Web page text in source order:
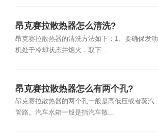
昂克赛拉散热器怎么清洗?
昂克赛拉散热器的清洗方法如下：1、要确保发动
机处于冷却状态并熄火，取下...
昂克赛拉散热器怎么有两个孔?
昂克赛拉散热器的两个孔一般是高低压或者蒸汽
管路。汽车水箱一般是指汽车散...